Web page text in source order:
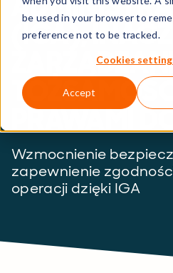
be used in your browser to
preference not to be tracked.
Cookies
Accept
(IGA),
PRAWAMI
Wzmocnienie
zapewnienie
operacji dzięki IGA